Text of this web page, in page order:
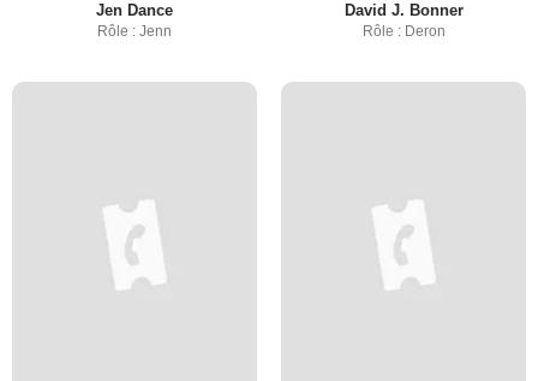
Jen Dance
Rôle : Jenn
David J. Bonner
Rôle : Deron